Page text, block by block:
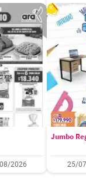
2026
Jumbo
25/